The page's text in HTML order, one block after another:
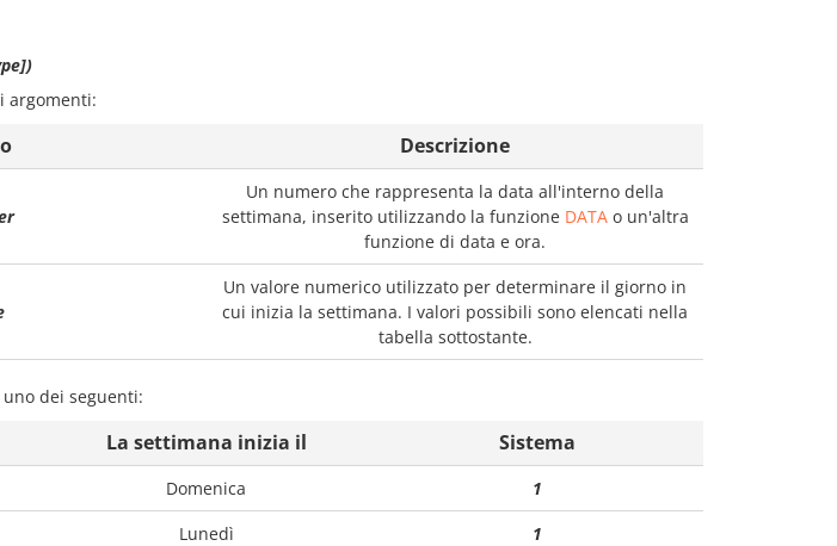
argomenti:
Descrizione
Un numero che rappresenta la data all'interno della
settimana, inserito utilizzando la funzione DATAo un'altra
funzione di data e ora.
Un valore numerico utilizzato per determinare il giorno in
cui inizia la settimana. I valori possibili sono elencati nella
tabella sottostante.
dei seguenti:
La settimana inizia il Sistema
Domenica
1
Lunedì
1